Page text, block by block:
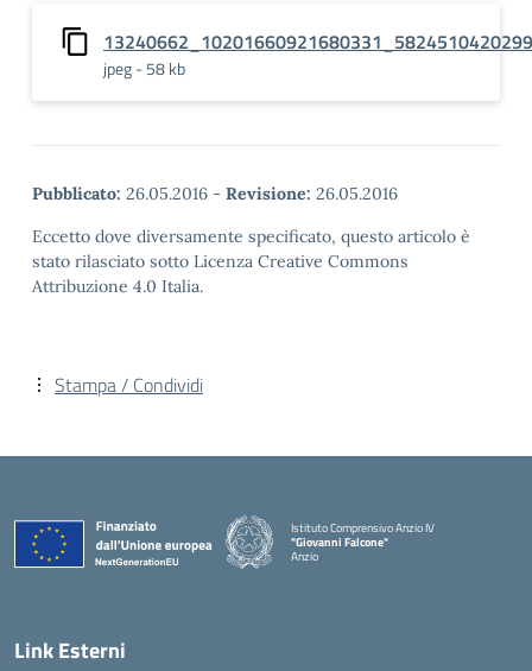
jpeg - 58 kb
Pubblicato: 26.05.2016 - Revisione: 26.05.2016
Eccetto dove diversamente specificato, questo articolo è
stato rilasciato sotto Licenza Creative Commons
Attribuzione 4.0 Italia.
Stampa / Condividi
Istituto Comprensivo Anzio IV
"Giovanni Falcone"
Anzio
Link Esterni